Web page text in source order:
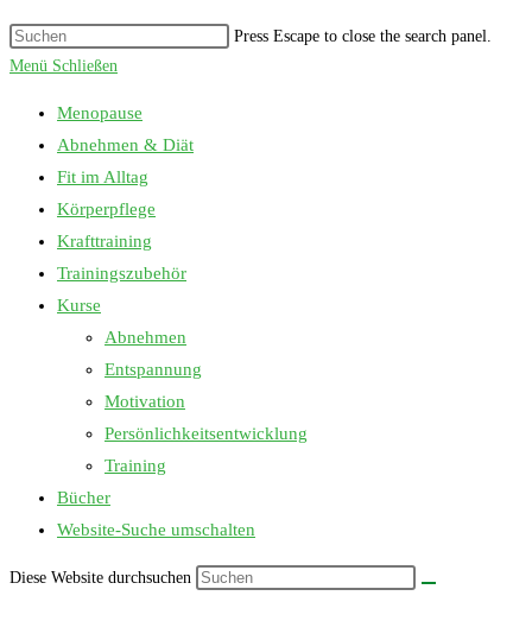
Press Escape to close the search panel.
Menü Schließen
Menopause
Abnehmen & Diät
Fit im Alltag
Körperpflege
Krafttraining
Trainingszubehör
Kurse
Abnehmen
Entspannung
Motivation
Persönlichkeitsentwicklung
Training
Bücher
Website-Suche umschalten
Diese Website durchsuchen